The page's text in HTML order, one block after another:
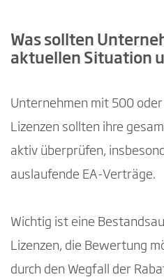
Was sollten
aktuellen Situation
Unternehmen mit 500
Lizenzen sollten ihre
aktiv überprüfen,
auslaufende EA-Verträge.
Wichtig ist eine
Lizenzen, die Bewertung
durch den Wegfall der